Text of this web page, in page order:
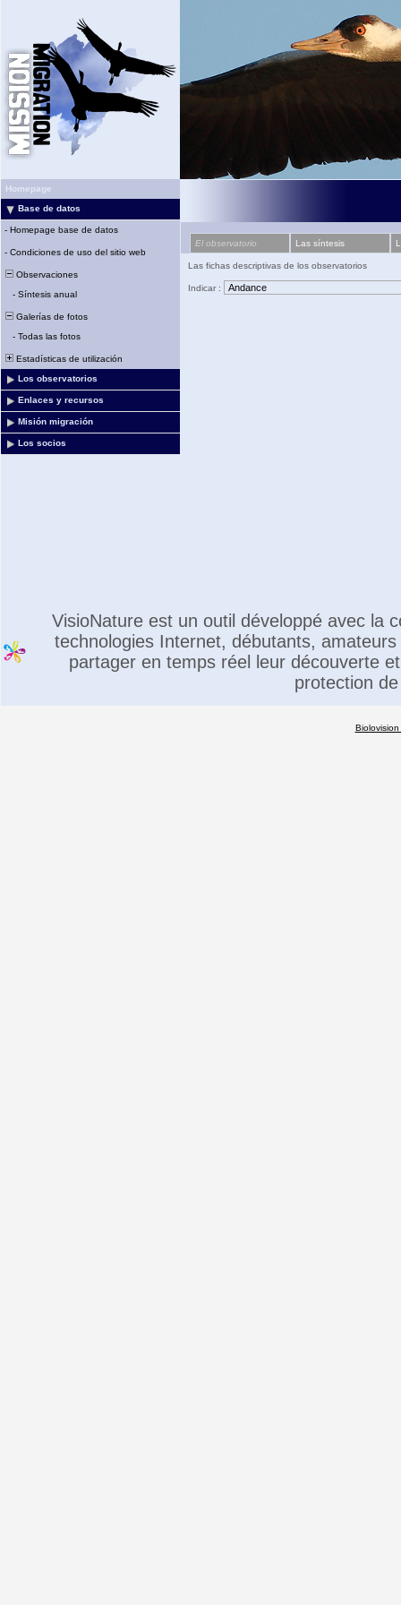
Homepage
Base de datos
- Homepage base de datos
- Condiciones de uso del sitio web
Observaciones
- Síntesis anual
Galerías de fotos
- Todas las fotos
Estadísticas de utilización
Los observatorios
Enlaces y recursos
Misión migración
Los socios
El observatorio Las síntesis
Las fichas descriptivas de los observatorios
Indicar :
VisioNature est un outil développé avec la
technologies Internet, débutants,
partager en temps réel leur découverte
protection
Biolovision